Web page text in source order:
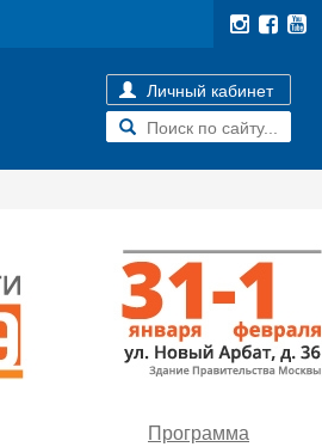
Личный кабинет
Программа